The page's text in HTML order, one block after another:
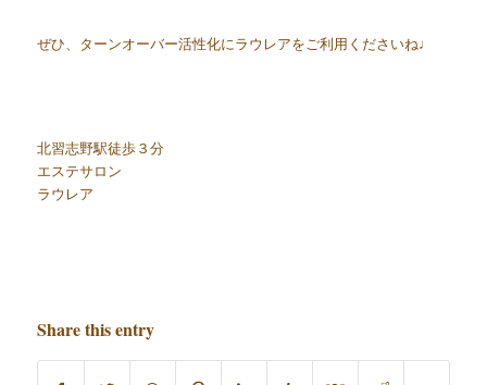
ぜひ、ターンオーバー活性化にラウレアをご利用くださいね♩
北習志野駅徒歩３分
エステサロン
ラウレア
Share this entry